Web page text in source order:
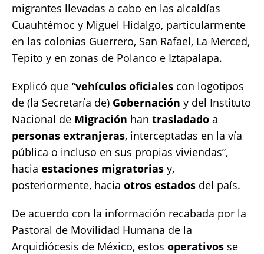
migrantes llevadas a cabo en las alcaldías
Cuauhtémoc y Miguel Hidalgo, particularmente
en las colonias Guerrero, San Rafael, La Merced,
Tepito y en zonas de Polanco e Iztapalapa.
Explicó que “vehículos oficiales con logotipos
de (la Secretaría de) Gobernación y del Instituto
Nacional de Migración han trasladado a
personas extranjeras, interceptadas en la vía
pública o incluso en sus propias viviendas”,
hacia estaciones migratorias y,
posteriormente, hacia otros estados del país.
De acuerdo con la información recabada por la
Pastoral de Movilidad Humana de la
Arquidiócesis de México, estos operativos se